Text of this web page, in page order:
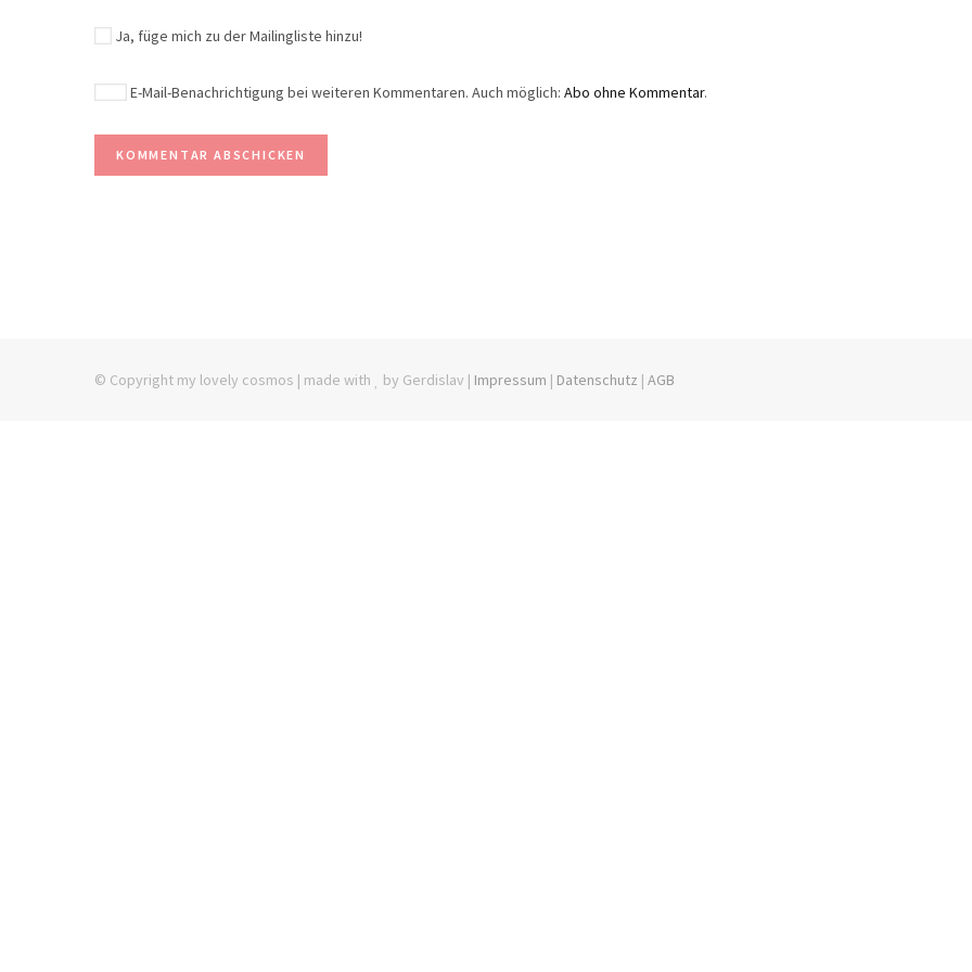
Ja, füge mich zu der Mailingliste hinzu!
E-Mail-Benachrichtigung bei weiteren Kommentaren. Auch möglich: Abo ohne Kommentar.
© Copyright my lovely cosmos | made with by Gerdislav | Impressum | Datenschutz | AGB